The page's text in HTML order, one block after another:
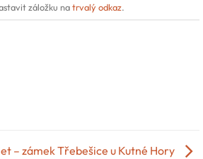
záložku natrvalý odkaz.
– zámek Třebešice u Kutné Hory